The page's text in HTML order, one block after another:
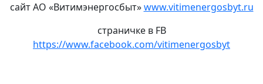
сайт АО «Витимэнергосбыт»www.vitimenergosbyt.ru
страничке в FB
https://www.facebook.com/vitimenergosbyt